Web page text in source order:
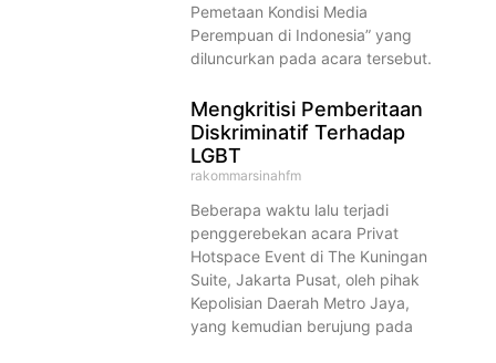
Pemetaan Kondisi Media
Perempuan di Indonesia” yang
diluncurkan pada acara tersebut.
Mengkritisi Pemberitaan
Diskriminatif Terhadap
LGBT
rakommarsinahfm
Beberapa waktu lalu terjadi
penggerebekan acara Privat
Hotspace Event di The Kuningan
Suite, Jakarta Pusat, oleh pihak
Kepolisian Daerah Metro Jaya,
yang kemudian berujung pada